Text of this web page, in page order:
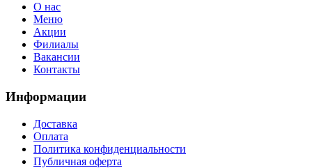
О нас
Меню
Акции
Филиалы
Вакансии
Контакты
Информации
Доставка
Оплата
Политика конфиденциальности
Публичная оферта